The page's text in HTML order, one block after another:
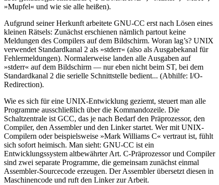
»Mupfel« und wie sie alle heißen).
Aufgrund seiner Herkunft arbeitete GNU-CC erst nach Lösen eines
kleinen Rätsels: Zunächst erschienen nämlich partout keine
Meldungen des Compilers auf dem Bildschirm. Woran lag’s? UNIX
verwendet Standardkanal 2 als »stderr« (also als Ausgabekanal für
Fehlermeldungen). Normalerweise landen alle Ausgaben auf
»stderr« auf dem Bildschirm — nur eben nicht beim ST, bei dem
Standardkanal 2 die serielle Schnittstelle bedient... (Abhilfe: I/O-
Redirection).
Wie es sich für eine UNIX-Entwicklung geziemt, steuert man alle
Programme ausschließlich über die Kommandozeile. Die
Schaltzentrale ist GCC, das je nach Bedarf den Präprozessor, den
Compiler, den Assembler und den Linker startet. Wer mit UNIX-
Compilern oder beispielsweise »Mark Williams C« vertraut ist, fühlt
sich sofort heimisch. Man sieht: GNU-CC ist ein
Entwicklungssystem altbewährter Art. C-Präprozessor und Compiler
sind zwei separate Programme, die gemeinsam zunächst einmal
Assembler-Sourcecode erzeugen. Der Assembler übersetzt diesen in
Maschinencode und ruft den Linker zur Arbeit.